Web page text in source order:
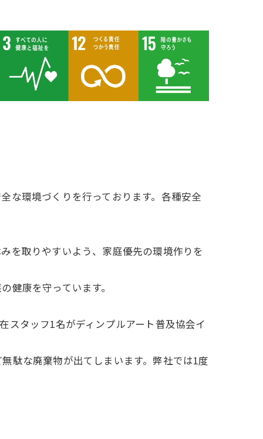
な環境づくりを行っております。各種安全
を取りやすいよう、家庭優先の環境作りを
康を守っています。
スタッフ1名がディンプルアート普及協会イ
駄な廃棄物が出てしまいます。弊社では1度